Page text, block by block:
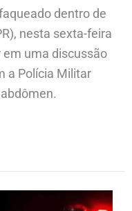
dentro de
nesta sexta-feira
uma discussão
a Polícia Militar